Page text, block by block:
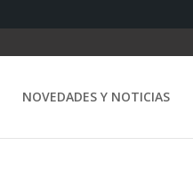
NOVEDADES Y NOTICIAS